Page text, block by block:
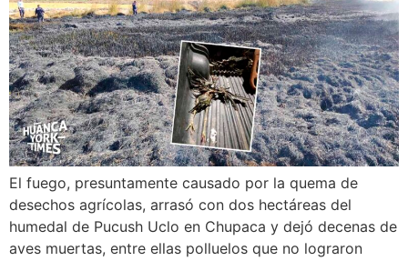
El fuego, presuntamente causado por la quema de
desechos agrícolas, arrasó con dos hectáreas del
humedal de Pucush Uclo en Chupaca y dejó decenas de
aves muertas, entre ellas polluelos que no lograron